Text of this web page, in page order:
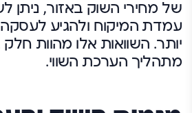
של מחירי השוק באזור, ניתן
עמדת המיקוח ולהגיע
יותר. השוואות אלו מהוות
מתהליך הערכת השווי.